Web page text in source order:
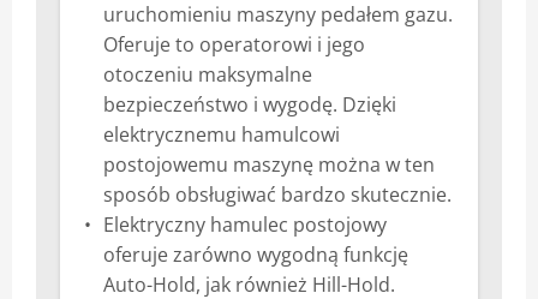
uruchomieniu maszyny pedałem gazu.
Oferuje to operatorowi i jego
otoczeniu maksymalne
bezpieczeństwo i wygodę. Dzięki
elektrycznemu hamulcowi
postojowemu maszynę można w ten
sposób obsługiwać bardzo skutecznie.
Elektryczny hamulec postojowy
oferuje zarówno wygodną funkcję
Auto-Hold, jak również Hill-Hold.